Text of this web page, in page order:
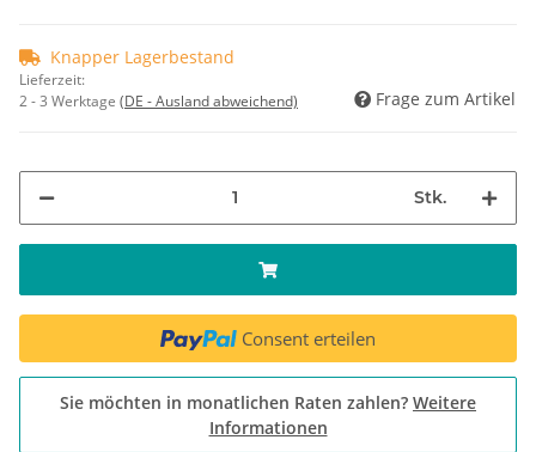
Knapper Lagerbestand
Lieferzeit:
2 - 3 Werktage (DE - Ausland abweichend) Frage zum Artikel
Stk.
Consent erteilen
Sie möchten in monatlichen Raten zahlen? Weitere
Informationen